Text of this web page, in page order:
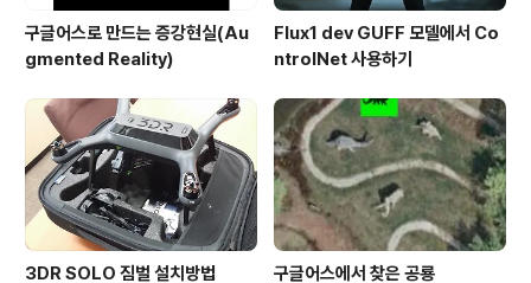
구글어스로 만드는 증강현실(Au
gmented Reality)
Flux1 dev GUFF 모델에서 Co
ntrolNet 사용하기
3DR SOLO 짐벌 설치방법 구글어스에서 찾은 공룡